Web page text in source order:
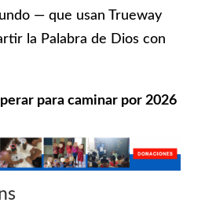
— que usan Trueway
la Palabra de Dios con
para caminar por 2026